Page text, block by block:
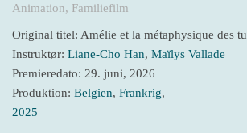
Animation, Familiefilm
Original titel: Amélie et la métaphysique des
Instruktør: Liane-Cho Han, Maïlys Vallade
Premieredato: 29. juni, 2026
Produktion: Belgien, Frankrig,
2025